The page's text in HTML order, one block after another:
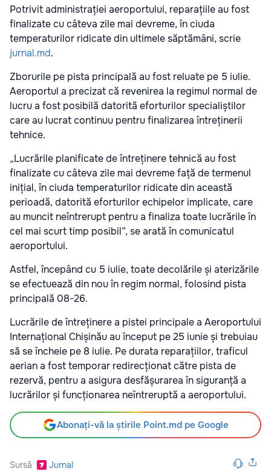
Potrivit administrației aeroportului, reparațiile au fost
finalizate cu câteva zile mai devreme, în ciuda
temperaturilor ridicate din ultimele săptămâni, scrie
jurnal.md.
Zborurile pe pista principală au fost reluate pe 5 iulie.
Aeroportul a precizat că revenirea la regimul normal de
lucru a fost posibilă datorită eforturilor specialiștilor
care au lucrat continuu pentru finalizarea întreținerii
tehnice.
„Lucrările planificate de întreținere tehnică au fost
finalizate cu câteva zile mai devreme față de termenul
inițial, în ciuda temperaturilor ridicate din această
perioadă, datorită eforturilor echipelor implicate, care
au muncit neîntrerupt pentru a finaliza toate lucrările în
cel mai scurt timp posibil”, se arată în comunicatul
aeroportului.
Astfel, începând cu 5 iulie, toate decolările și aterizările
se efectuează din nou în regim normal, folosind pista
principală 08-26.
Lucrările de întreținere a pistei principale a Aeroportului
Internațional Chișinău au început pe 25 iunie și trebuiau
să se încheie pe 8 iulie. Pe durata reparațiilor, traficul
aerian a fost temporar redirecționat către pista de
rezervă, pentru a asigura desfășurarea în siguranță a
lucrărilor și funcționarea neîntreruptă a aeroportului.
Abonați-vă la știrile Point.md pe Google
Sursă Jurnal